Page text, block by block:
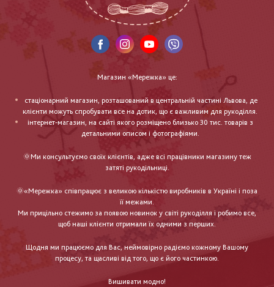
Магазин «Мережка» це:
стаціонарний магазин, розташований в центральній частині Львова, де
клієнти можуть спробувати все на дотик, що є важливим для рукоділля.
інтернет-магазин, на сайті якого розміщено близько 30 тис. товарів з
детальними описом і фотографіями.
🌞Ми консультуємо своїх клієнтів, адже всі працівники магазину теж
затяті рукодільниці.
🌞«Мережка» співпрацює з великою кількістю виробників в Україні і поза
її межами.
Ми прицільно стежимо за появою новинок у світі рукоділля і робимо все,
щоб наші клієнти отримали їх одними з перших.
Щодня ми працюємо для Вас, неймовірно радіємо кожному Вашому
процесу, та щасливі від того, що є його частинкою.
Вишивати модно!